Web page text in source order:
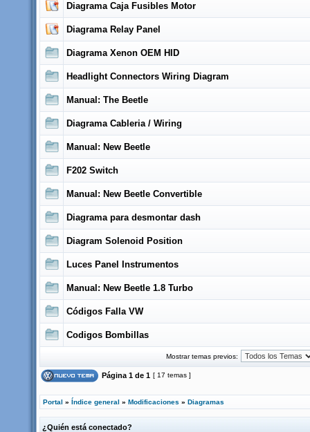
Diagrama Caja Fusibles Motor
Diagrama Relay Panel
Diagrama Xenon OEM HID
Headlight Connectors Wiring Diagram
Manual: The Beetle
Diagrama Cableria / Wiring
Manual: New Beetle
F202 Switch
Manual: New Beetle Convertible
Diagrama para desmontar dash
Diagram Solenoid Position
Luces Panel Instrumentos
Manual: New Beetle 1.8 Turbo
Códigos Falla VW
Codigos Bombillas
Mostrar temas previos:
Página 1 de 1 [ 17 temas ]
Portal » Índice general » Modificaciones » Diagramas
¿Quién está conectado?